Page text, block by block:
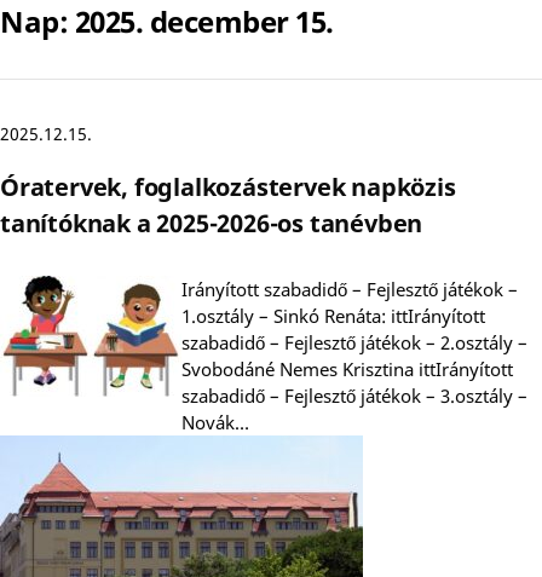
Nap: 2025. december 15.
2025.12.15.
Óratervek, foglalkozástervek napközis
tanítóknak a 2025-2026-os tanévben
Irányított szabadidő – Fejlesztő játékok –
1.osztály – Sinkó Renáta: ittIrányított
szabadidő – Fejlesztő játékok – 2.osztály –
Svobodáné Nemes Krisztina ittIrányított
szabadidő – Fejlesztő játékok – 3.osztály –
Novák…